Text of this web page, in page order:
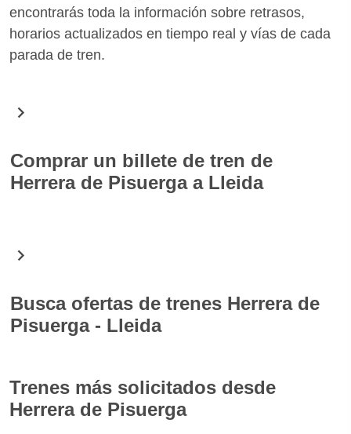
encontrarás toda la información sobre retrasos,
horarios actualizados en tiempo real y vías de cada
parada de tren.
Comprar un billete de tren de
Herrera de Pisuerga a Lleida
a una simple búsqueda encontrarás todos los
puedes elegir el que mejor se adapte a tus
necesidades reservando con seguridad.
Herrera de Pisuerga Lleida y seguir el estado de tu
tren Herrera de Pisuerga-Lleida en tiempo real,
Busca ofertas de trenes Herrera de
Pisuerga - Lleida
en autobús o en avión y son incluso más baratos.
Para encontrar las mejores ofertas para Herrera de
Pisuerga - Lleida te aconsejamos que reserves tus
Trenes más solicitados desde
Herrera de Pisuerga